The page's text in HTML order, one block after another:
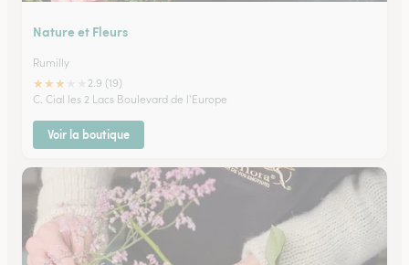
Nature et Fleurs
Rumilly
★★★
2.9 (19)
C. Cial les 2 Lacs Boulevard de l'Europe
Voir la boutique